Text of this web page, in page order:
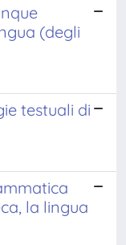
(degli
testuali di
la lingua